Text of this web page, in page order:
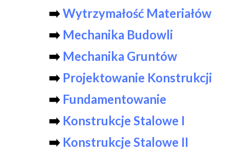
➡️Wytrzymałość Materiałów
➡️ Mechanika Budowli
➡️ Mechanika Gruntów
➡️ Projektowanie Konstrukcji
➡️ Fundamentowanie
➡️ Konstrukcje Stalowe I
➡️ Konstrukcje Stalowe II